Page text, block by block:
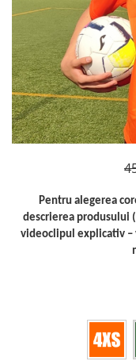
Bidoane si termosuri
Sepci
Trofee
Pentru alegerea
descrierea produsului
videoclipul explicativ –